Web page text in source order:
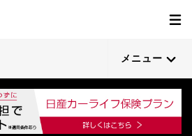
メニュー
23